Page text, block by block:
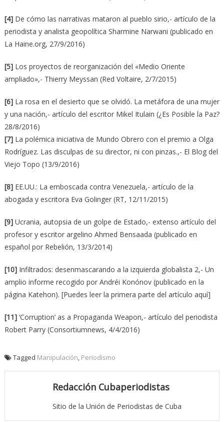
[4] De cómo las narrativas mataron al pueblo sirio,- artículo de la
periodista y analista geopolítica Sharmine Narwani (publicado en
La Haine.org, 27/9/2016)
[5]Los proyectos de reorganización del «Medio Oriente
ampliado»,- Thierry Meyssan (Red Voltaire, 2/7/2015)
[6] La rosa en el desierto que se olvidó. La metáfora de una mujer
y una nación,- artículo del escritor Mikel Itulain (¿Es Posible la Paz?
28/8/2016)
[7] La polémica iniciativa de Mundo Obrero con el premio a Olga
Rodríguez. Las disculpas de su director, ni con pinzas.,- El Blog del
Viejo Topo (13/9/2016)
[8] EE.UU.: La emboscada contra Venezuela,- artículo de la
abogada y escritora Eva Golinger (RT, 12/11/2015)
[9] Ucrania, autopsia de un golpe de Estado,- extenso artículo del
profesor y escritor argelino Ahmed Bensaada (publicado en
español por Rebelión, 13/3/2014)
[10] Infiltrados: desenmascarando a la izquierda globalista 2,- Un
amplio informe recogido por Andréi Konónov (publicado en la
página Katehon). [Puedes leer la primera parte del artículo aquí]
[11] ‘Corruption’ as a Propaganda Weapon,- artículo del periodista
Robert Parry (Consortiumnews, 4/4/2016)
Tagged Manipulación, Periodismo
Redacción Cubaperiodistas
Sitio de la Unión de Periodistas de Cuba